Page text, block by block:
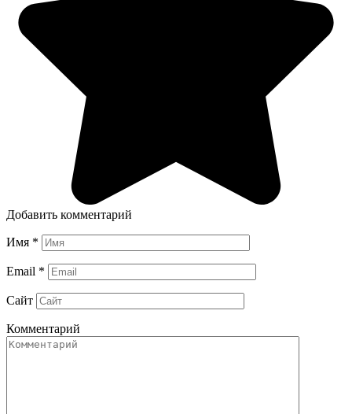
Добавить комментарий
Имя *
Email *
Сайт
Комментарий